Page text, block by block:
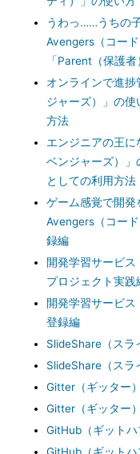
うわっ……うちの
Avengers（コー
「Parent（保護
オンラインで進
ジャーズ）」の
方法
エンジニアの王
ベンジャーズ）」
としての利用方法
ゲーム感覚で開
Avengers（コー
録編
開発学習サービス
プロジェクト実践
開発学習サービス
登録編
SlideShare（スラ
SlideShare（スラ
Gitter（ギッター
Gitter（ギッター
GitHub（ギット